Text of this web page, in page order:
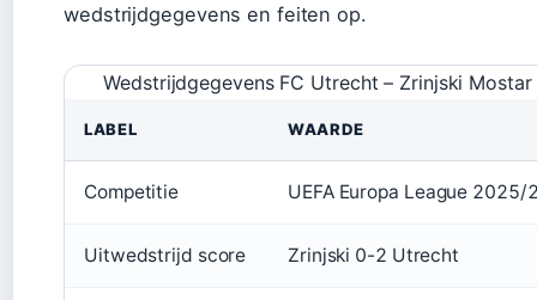
wedstrijdgegevens en feiten op.
Wedstrijdgegevens FC Utrecht – Zrinjski Mostar
LABEL WAARDE
Competitie UEFA Europa League 2025/
Uitwedstrijd score Zrinjski 0-2 Utrecht